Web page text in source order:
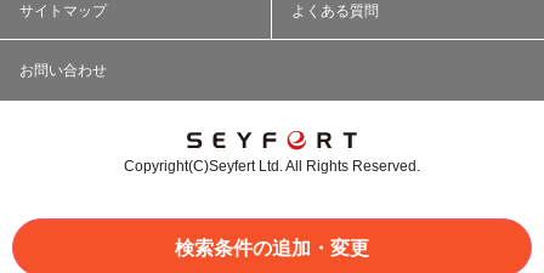
検索条件の追加・変更
サイトマップ よくある質問
お問い合わせ
Copyright(C)Seyfert Ltd. All Rights Reserved.